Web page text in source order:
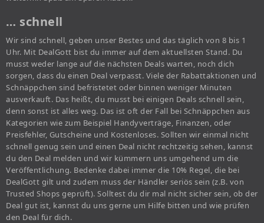
… schnell
Wir sind schnell, geben unser Bestes und das täglich von 8 bis 1
Uhr. Mit DealGott bist du immer auf dem aktuellsten Stand. Du
musst weder lange auf die nächsten Deals warten, noch dich
sorgen, dass du einen Deal verpasst. Viele der Rabattaktionen und
Schnäppchen sind befristetet oder binnen weniger Minuten
ausverkauft. Das heißt, du musst bei einigen Deals schnell sein,
denn sonst ist alles weg. Das ist oft der Fall bei Schnäppchen aus
Kategorien wie zum Beispiel Handyverträge, Finanzen, oder
Preisfehler, Gutscheine und Kostenloses. Sollten wir einmal nicht
schnell genug sein und einen Deal nicht rechtzeitig sehen, kannst
du den Deal melden und wir kümmern uns umgehend um die
Veröffentlichung. Bedenke dabei immer die 10% Regel, die bei
DealGott gilt und zudem muss der Händler seriös sein (z.B. von
Trusted Shops geprüft). Solltest du dir mal nicht sicher sein, ob der
Deal gut ist, kannst du uns gerne um Hilfe bitten und wie prüfen
den Deal für dich.